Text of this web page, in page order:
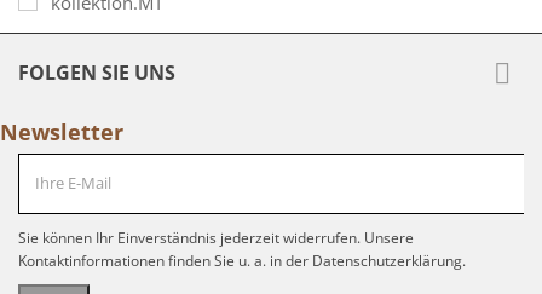
FOLGEN SIE UNS 
Newsletter
Sie können Ihr Einverständnis jederzeit widerrufen. Unsere
Kontaktinformationen finden Sie u. a. in der Datenschutzerklärung.